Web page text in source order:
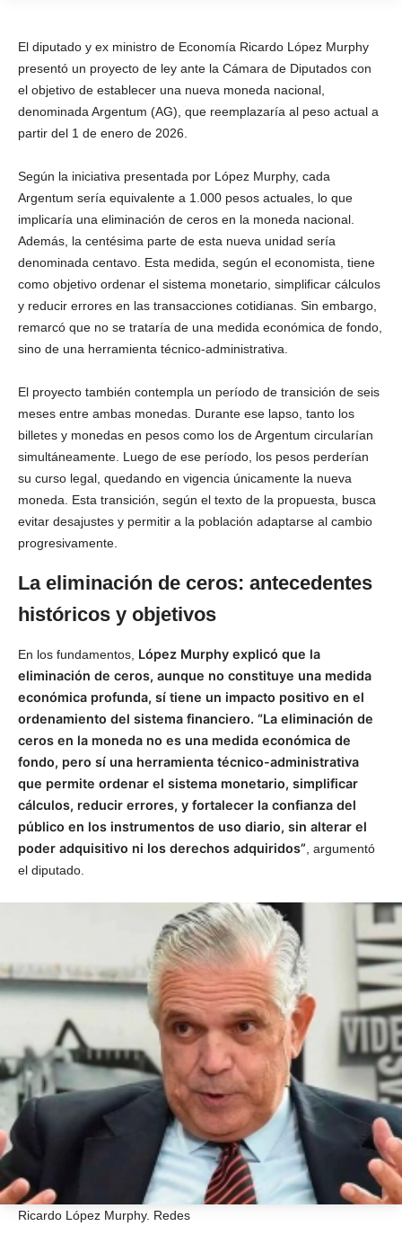
El diputado y ex ministro de Economía Ricardo López Murphy
presentó un proyecto de ley ante la Cámara de Diputados con
el objetivo de establecer una nueva moneda nacional,
denominada Argentum (AG), que reemplazaría al peso actual a
partir del 1 de enero de 2026.
Según la iniciativa presentada por López Murphy, cada
Argentum sería equivalente a 1.000 pesos actuales, lo que
implicaría una eliminación de ceros en la moneda nacional.
Además, la centésima parte de esta nueva unidad sería
denominada centavo. Esta medida, según el economista, tiene
como objetivo ordenar el sistema monetario, simplificar cálculos
y reducir errores en las transacciones cotidianas. Sin embargo,
remarcó que no se trataría de una medida económica de fondo,
sino de una herramienta técnico-administrativa.
El proyecto también contempla un período de transición de seis
meses entre ambas monedas. Durante ese lapso, tanto los
billetes y monedas en pesos como los de Argentum circularían
simultáneamente. Luego de ese período, los pesos perderían
su curso legal, quedando en vigencia únicamente la nueva
moneda. Esta transición, según el texto de la propuesta, busca
evitar desajustes y permitir a la población adaptarse al cambio
progresivamente.
La eliminación de ceros: antecedentes
históricos y objetivos
En los fundamentos, López Murphy explicó que la
eliminación de ceros, aunque no constituye una medida
económica profunda, sí tiene un impacto positivo en el
ordenamiento del sistema financiero. “La eliminación de
ceros en la moneda no es una medida económica de
fondo, pero sí una herramienta técnico-administrativa
que permite ordenar el sistema monetario, simplificar
cálculos, reducir errores, y fortalecer la confianza del
público en los instrumentos de uso diario, sin alterar el
poder adquisitivo ni los derechos adquiridos”, argumentó
el diputado.
Ricardo López Murphy. Redes